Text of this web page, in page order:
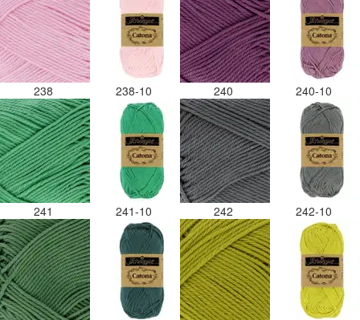
238 238-10 240 240-10
241 241-10 242 242-10